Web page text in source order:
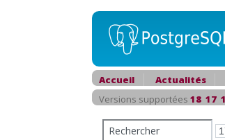
Accueil Actualités
Versions supportées 18 17